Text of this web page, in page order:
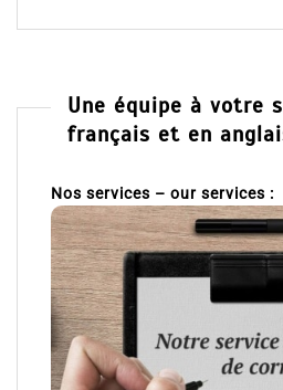
Une équipe à votre
français et en
Nos services – our services :